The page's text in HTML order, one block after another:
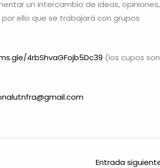
un intercambio de ideas, opiniones,
ello que se trabajará con grupos
4rbShvaGFojb5Dc39 (los cupos son
Entrada